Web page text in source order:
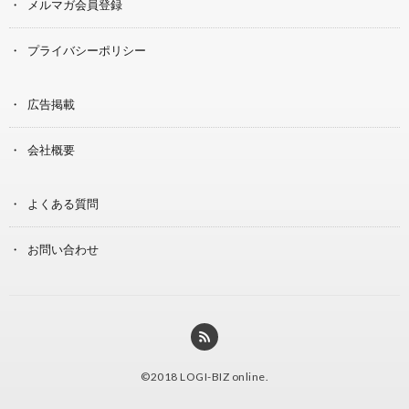
メルマガ会員登録
プライバシーポリシー
広告掲載
会社概要
よくある質問
お問い合わせ
©2018 LOGI-BIZ online